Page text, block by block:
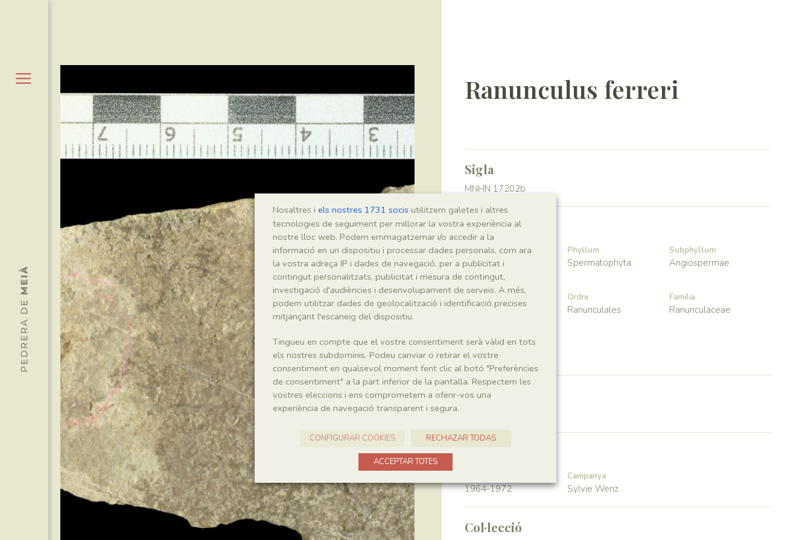
Ranunculus ferreri
Sigla
MNHN 17202b
Taxonomia
Regne
Plantae
Phyllum
Spermatophyta
Subphyllum
Angiospermae
Classe
Magnoliopsida
Ordre
Ranunculales
Familia
Ranunculaceae
Génere
Ranunculus
Localitat
1964-1972
Campanya
Sylvie Wenz
Col·lecció
Nosaltres i els nostres 1731 socis utilitzem galetes i altres
tecnologies de seguiment per millorar la vostra experiència al
nostre lloc web. Podem emmagatzemar i/o accedir a la
informació en un dispositiu i processar dades personals, com ara
la vostra adreça IP i dades de navegació, per a publicitat i
contingut personalitzats, publicitat i mesura de contingut,
investigació d'audiències i desenvolupament de serveis. A més,
podem utilitzar dades de geolocalització i identificació precises
mitjançant l'escaneig del dispositiu.
Tingueu en compte que el vostre consentiment serà vàlid en tots
els nostres subdominis. Podeu canviar o retirar el vostre
consentiment en qualsevol moment fent clic al botó "Preferències
de consentiment" a la part inferior de la pantalla. Respectem les
vostres eleccions i ens comprometem a oferir-vos una
experiència de navegació transparent i segura.
CONFIGURAR COOKIES RECHAZAR TODAS
ACCEPTAR TOTES